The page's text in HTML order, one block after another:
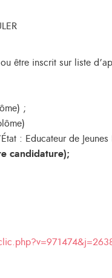
être inscrit sur liste
;
: Educateur de
candidature);